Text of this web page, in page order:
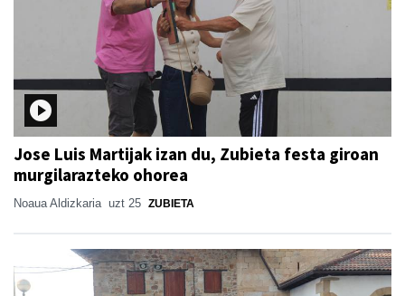
Jose Luis Martijak izan du, Zubieta festa giroan
murgilarazteko ohorea
Noaua Aldizkaria uzt 25 ZUBIETA